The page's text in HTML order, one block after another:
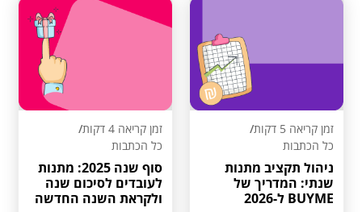
זמן קריאה 5 דקות
/
כל הכתבות
ניהול תקציב מתנות
שנתי: המדריך של
BUYME ל-2026
זמן קריאה 4 דקות
/
כל הכתבות
סוף שנה 2025: מתנות
לעובדים לסיכום שנה
ולקראת השנה החדשה